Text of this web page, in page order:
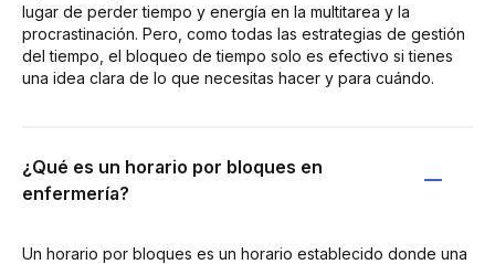
lugar de perder tiempo y energía en la multitarea y la
procrastinación. Pero, como todas las estrategias de gestión
del tiempo, el bloqueo de tiempo solo es efectivo si tienes
una idea clara de lo que necesitas hacer y para cuándo.
¿Qué es un horario por bloques en
enfermería?
Un horario por bloques es un horario establecido donde una